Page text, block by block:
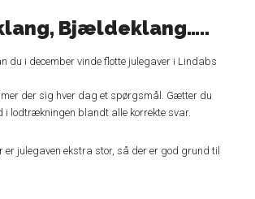
Bjældeklang…..
du i december vinde flotte julegaver i Lindabs
der sig hver dag et spørgsmål. Gætter du
i lodtrækningen blandt alle korrekte svar.
er julegaven ekstra stor, så der er god grund til